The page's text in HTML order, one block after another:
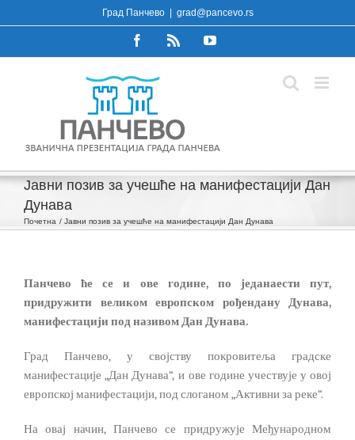
to
Град Панчево grad@pancevo.rs
FacebookRss YouTube
Јавни позив за учешће на манифестацији Дан
Дунава
Почетна Јавни позив за учешће на манифестацији Дан Дунава
Панчево ће се и ове године, по једанаести пут,
придружити великом европском рођендану Дунава,
манифестацији под називом Дан Дунава.
Град Панчево, у својству покровитеља градске
манифестације„Дан Дунава“, и ове године учествује у овој
европској манифестацији, под слоганом „Активни за реке“.
На овај начин, Панчевосе придружујеМеђународном